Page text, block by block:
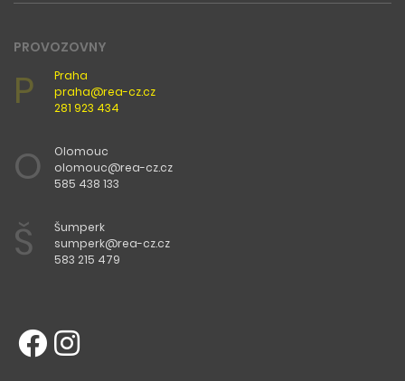
PROVOZOVNY
P
Praha
praha@rea-cz.cz
281 923 434
O
Olomouc
olomouc@rea-cz.cz
585 438 133
Š
Šumperk
sumperk@rea-cz.cz
583 215 479